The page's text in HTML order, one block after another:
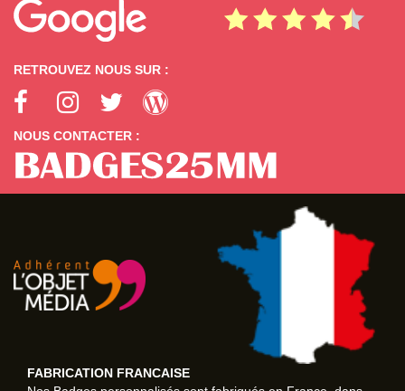
RETROUVEZ NOUS SUR :
NOUS CONTACTER :
FABRICATION FRANCAISE